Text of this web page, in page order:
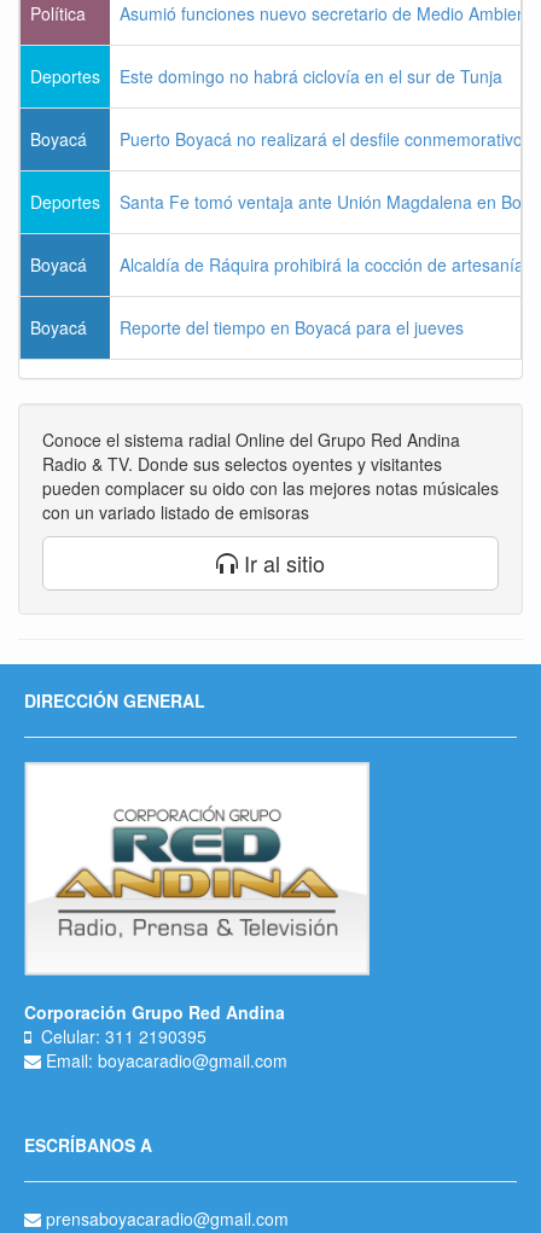
Política Asumió funciones nuevo secretario de Medio
Deportes Este domingo no habrá ciclovía en el sur de Tunja
Boyacá Puerto Boyacá no realizará el desfile conmemorativo
Deportes Santa Fe tomó ventaja ante Unión Magdalena en
Boyacá Alcaldía de Ráquira prohibirá la cocción de
Boyacá Reporte del tiempo en Boyacá para el jueves
Conoce el sistema radial Online del Grupo Red Andina
Radio & TV. Donde sus selectos oyentes y visitantes
pueden complacer su oido con las mejores notas músicales
con un variado listado de emisoras
Ir al sitio
DIRECCIÓN GENERAL
Corporación Grupo Red Andina
Celular: 311 2190395
Email: boyacaradio@gmail.com
ESCRÍBANOS A
prensaboyacaradio@gmail.com